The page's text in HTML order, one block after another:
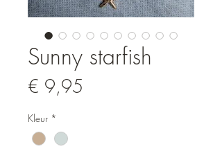
Sunny starfish
€ 9,95
Kleur *